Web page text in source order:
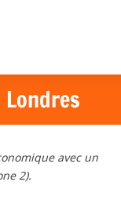
Londres
avec un
2).